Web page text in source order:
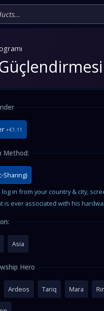
+€1.11
Method:
Sharing)
in from your country & city,
is ever associated with his
Asia
Hero
Ardeos Tariq Mara